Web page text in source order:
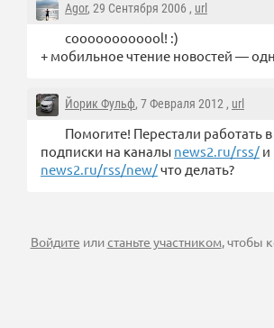
Agor, 29 Сентября 2006 , url
coooooooooool! :)
+ мобильное чтение новостей —
Йорик Фульф, 7 Февраля 2012 , url
Помогите! Перестали работать
подписки на каналы news2.ru/rss/ и
news2.ru/rss/new/что делать?
Войдите илистаньте участником, чтобы